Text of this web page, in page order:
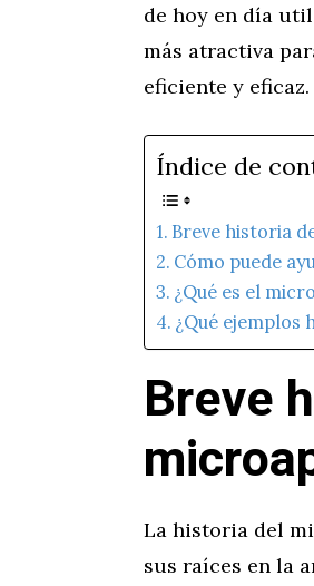
de hoy en día
más atractiva
eficiente y eficaz.
Índice de
Breve historia
Cómo puede
¿Qué es el
¿Qué ejemplos
Breve
La historia del
sus raíces en la